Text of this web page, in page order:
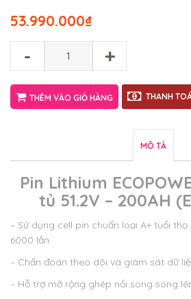
₫
53.990.000
- +
THÊM VÀO GIỎ HÀNG THANH
MÔ TẢ
Pin Lithium
tủ 51.2V – 200AH
– Sử dụng cell pin chuẩn loại A+ tuổi
6000 lần.
– Chẩn đoán theo dõi và giám sát dữ
– Hỗ trợ mở rộng ghép nối song song